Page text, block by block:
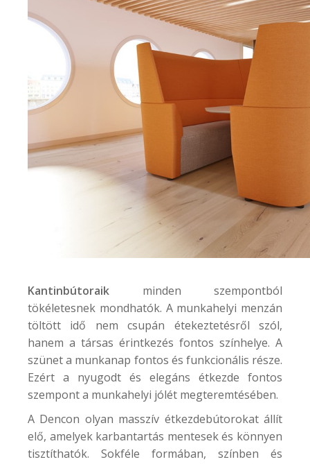
Kantinbútoraik minden szempontból
tökéletesnek mondhatók. A munkahelyi menzán
töltött idő nem csupán étekeztetésről szól,
hanem a társas érintkezés fontos színhelye. A
szünet a munkanap fontos és funkcionális része.
Ezért a nyugodt és elegáns étkezde fontos
szempont a munkahelyi jólét megteremtésében.
A Dencon olyan masszív étkezdebútorokat állít
elő, amelyek karbantartás mentesek és könnyen
tisztíthatók. Sokféle formában, színben és